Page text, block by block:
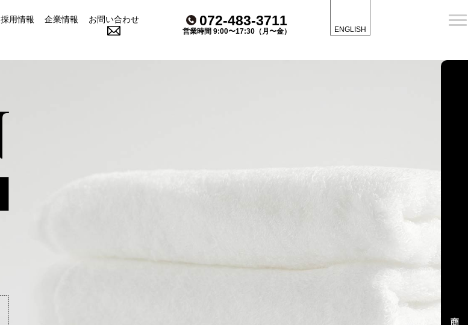
採用情報 企業情報 お問い合わせ 072-483-3711
営業時間 9:00〜17:30（月〜金） ENGLISH